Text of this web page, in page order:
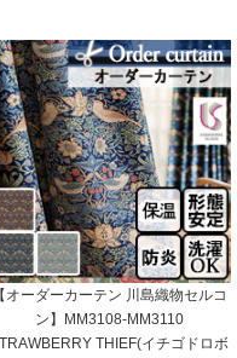
【オーダーカーテン 川島織物セルコ
ン】MM3108-MM3110
THIEF(イチゴドロボ